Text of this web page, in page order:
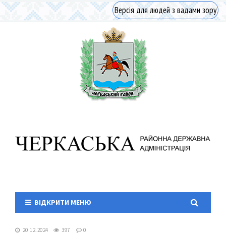
Версія для людей з вадами зору
ВІДКРИТИ МЕНЮ
20.12.2024 397
0